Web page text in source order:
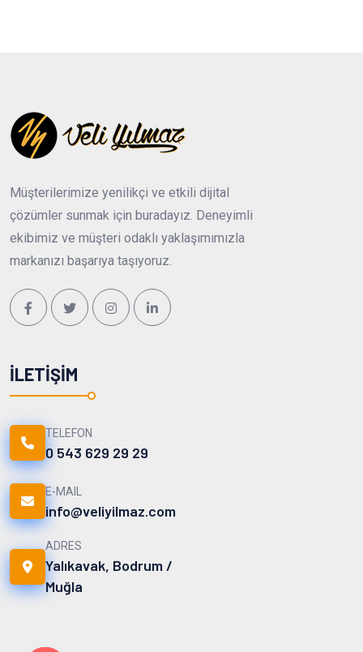
Müşterilerimize yenilikçi ve etkili dijital
çözümler sunmak için buradayız. Deneyimli
ekibimiz ve müşteri odaklı yaklaşımımızla
markanızı başarıya taşıyoruz.
İLETIŞIM
TELEFON
0 543 629 29 29
E-MAIL
info@veliyilmaz.com
ADRES
Yalıkavak, Bodrum /
Muğla